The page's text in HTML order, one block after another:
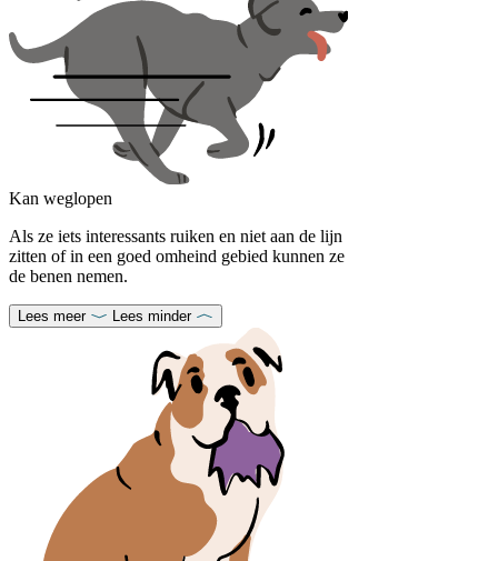
Kan weglopen
Als ze iets interessants ruiken en niet aan de lijn
zitten of in een goed omheind gebied kunnen ze
de benen nemen.
Lees meer Lees minder